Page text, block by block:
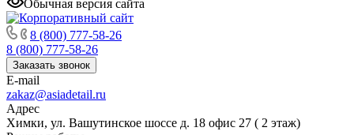
Обычная версия сайта
8 (800) 777-58-26
8 (800) 777-58-26
Заказать звонок
E-mail
zakaz@asiadetail.ru
Адрес
Химки, ул. Вашутинское шоссе д. 18 офис 27 ( 2 этаж)